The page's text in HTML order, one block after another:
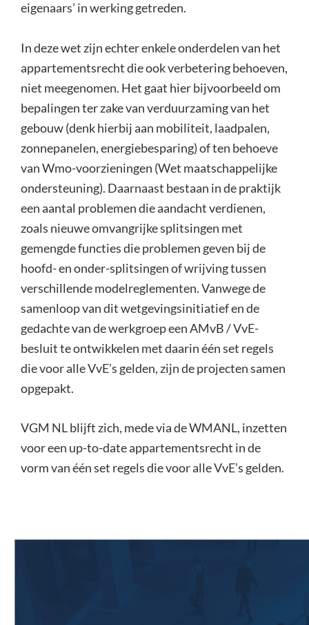
eigenaars’ in werking getreden.
In deze wet zijn echter enkele onderdelen van het
appartementsrecht die ook verbetering behoeven,
niet meegenomen. Het gaat hier bijvoorbeeld om
bepalingen ter zake van verduurzaming van het
gebouw (denk hierbij aan mobiliteit, laadpalen,
zonnepanelen, energiebesparing) of ten behoeve
van Wmo-voorzieningen (Wet maatschappelijke
ondersteuning). Daarnaast bestaan in de praktijk
een aantal problemen die aandacht verdienen,
zoals nieuwe omvangrijke splitsingen met
gemengde functies die problemen geven bij de
hoofd- en onder-splitsingen of wrijving tussen
verschillende modelreglementen. Vanwege de
samenloop van dit wetgevingsinitiatief en de
gedachte van de werkgroep een AMvB / VvE-
besluit te ontwikkelen met daarin één set regels
die voor alle VvE’s gelden, zijn de projecten samen
opgepakt.
VGM NL blijft zich, mede via de WMANL, inzetten
voor een up-to-date appartementsrecht in de
vorm van één set regels die voor alle VvE’s gelden.